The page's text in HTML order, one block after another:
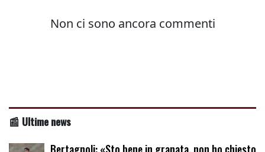
📰 Ultime news